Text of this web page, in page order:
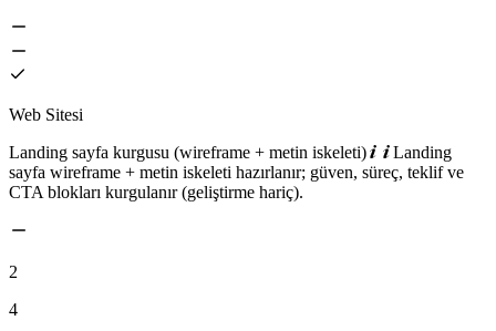
Web Sitesi
Landing sayfa kurgusu (wireframe + metin iskeleti)
Landing
sayfa wireframe + metin iskeleti hazırlanır; güven, süreç, teklif ve
CTA blokları kurgulanır (geliştirme hariç).
2
4